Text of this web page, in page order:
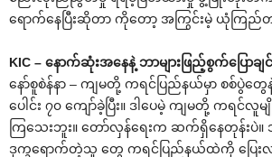
ရောက်နေပြီးဆိုတာ ကိုတော့ အကြွင်းမဲ့ ယုံကြည်
KIC – နောက်ဆုံးအနေနဲ့ ဘာများဖြည့်စွက်ပြောခ
နော်စူစဲန်နာ – ကျမတို့ ကရင်ပြည်နယ်မှာ စစ်ပွဲတွေ
ပေါင်း ၇၀ ကျော်ခဲ့ပြီး။ ဒါပေမဲ့ ကျမတို့ ကရင်
ကြသေးဘူး။ တော်လှန်ရေးက ဆက်ရှိနေတုန်းပဲ။
ဒုက္ခရောက်တဲ့သူ တွေ ကရင်ပြည်နယ်ထဲကို ပြေ